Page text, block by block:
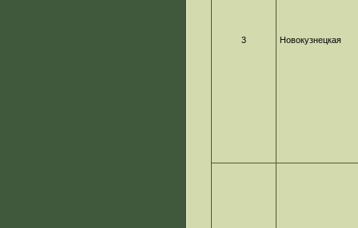
3 Новокузнецкая